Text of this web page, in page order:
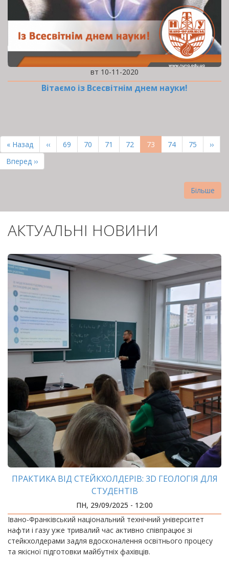
вт 10-11-2020
Вітаємо із Всесвітнім днем науки!
НА
СТОРІНКИ
Перша
сторінка
« Назад
Попередня
сторінка
‹‹ Page
69 Page
70 Page
71 Page
72
Поточна
сторінка
73 Page
74 Page
75
››
Остання
сторінка
Вперед ››
Більше
АКТУАЛЬНІ НОВИНИ
ПРАКТИКА ВІД СТЕЙКХОЛДЕРІВ: 3D ГЕОЛОГІЯ ДЛЯ
СТУДЕНТІВ
ПН, 29/09/2025 - 12:00
Івано-Франківський національний технічний університет
нафти і газу уже тривалий час активно співпрацює зі
стейкхолдерами задля вдосконалення освітнього процесу
та якісної підготовки майбутніх фахівців.